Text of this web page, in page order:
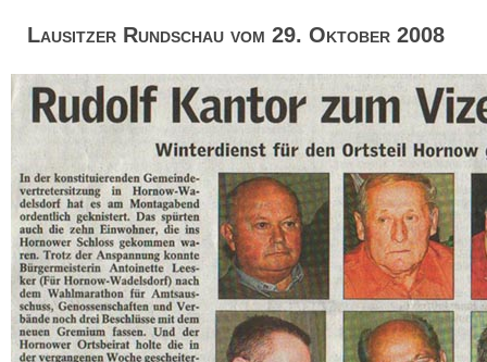
Lausitzer Rundschau vom 29. Oktober 2008